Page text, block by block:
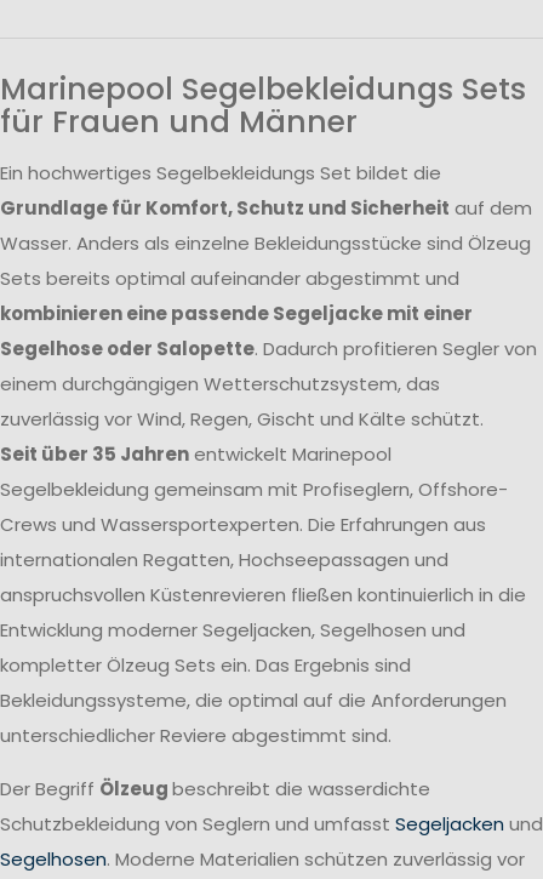
Marinepool Segelbekleidungs Sets
für Frauen und Männer
Ein hochwertiges Segelbekleidungs Set bildet die
Grundlage für Komfort, Schutz und Sicherheit auf dem
Wasser. Anders als einzelne Bekleidungsstücke sind Ölzeug
Sets bereits optimal aufeinander abgestimmt und
kombinieren eine passende Segeljacke mit einer
Segelhose oder Salopette. Dadurch profitieren Segler von
einem durchgängigen Wetterschutzsystem, das
zuverlässig vor Wind, Regen, Gischt und Kälte schützt.
Seit über 35 Jahrenentwickelt Marinepool
Segelbekleidung gemeinsam mit Profiseglern, Offshore-
Crews und Wassersportexperten. Die Erfahrungen aus
internationalen Regatten, Hochseepassagen und
anspruchsvollen Küstenrevieren fließen kontinuierlich in die
Entwicklung moderner Segeljacken, Segelhosen und
kompletter Ölzeug Sets ein. Das Ergebnis sind
Bekleidungssysteme, die optimal auf die Anforderungen
unterschiedlicher Reviere abgestimmt sind.
Der Begriff Ölzeugbeschreibt die wasserdichte
Schutzbekleidung von Seglern und umfasst Segeljacken und
Segelhosen. Moderne Materialien schützen zuverlässig vor